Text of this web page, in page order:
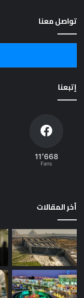
تواصل معنا
إتبعنا
11٬668
Fans
أخر المقالات